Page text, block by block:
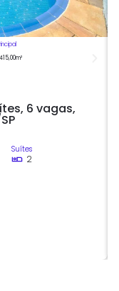
415,00m²
6 vagas,
Suítes
2